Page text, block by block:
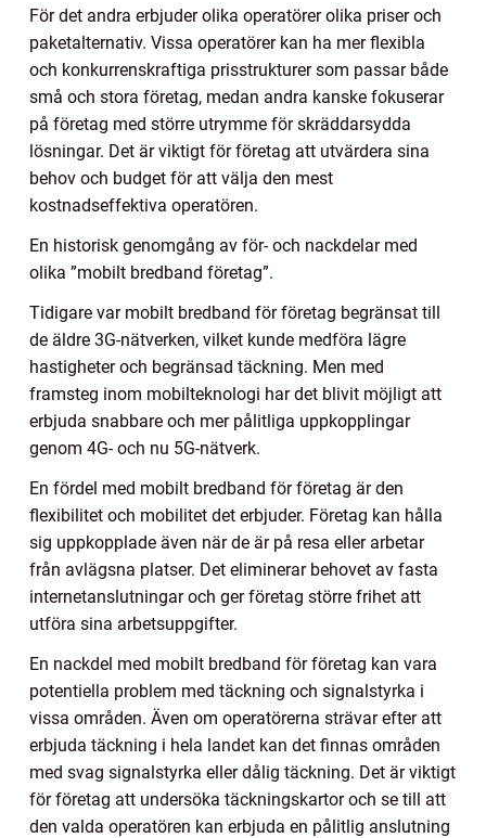
För det andra erbjuder olika operatörer olika priser och
paketalternativ. Vissa operatörer kan ha mer flexibla
och konkurrenskraftiga prisstrukturer som passar både
små och stora företag, medan andra kanske fokuserar
på företag med större utrymme för skräddarsydda
lösningar. Det är viktigt för företag att utvärdera sina
behov och budget för att välja den mest
kostnadseffektiva operatören.
En historisk genomgång av för- och nackdelar med
olika ”mobilt bredband företag”.
Tidigare var mobilt bredband för företag begränsat till
de äldre 3G-nätverken, vilket kunde medföra lägre
hastigheter och begränsad täckning. Men med
framsteg inom mobilteknologi har det blivit möjligt att
erbjuda snabbare och mer pålitliga uppkopplingar
genom 4G- och nu 5G-nätverk.
En fördel med mobilt bredband för företag är den
flexibilitet och mobilitet det erbjuder. Företag kan hålla
sig uppkopplade även när de är på resa eller arbetar
från avlägsna platser. Det eliminerar behovet av fasta
internetanslutningar och ger företag större frihet att
utföra sina arbetsuppgifter.
En nackdel med mobilt bredband för företag kan vara
potentiella problem med täckning och signalstyrka i
vissa områden. Även om operatörerna strävar efter att
erbjuda täckning i hela landet kan det finnas områden
med svag signalstyrka eller dålig täckning. Det är viktigt
för företag att undersöka täckningskartor och se till att
den valda operatören kan erbjuda en pålitlig anslutning